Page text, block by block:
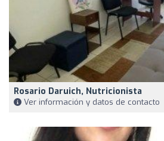
Rosario Daruich, Nutricionista
Ver información y datos de contacto